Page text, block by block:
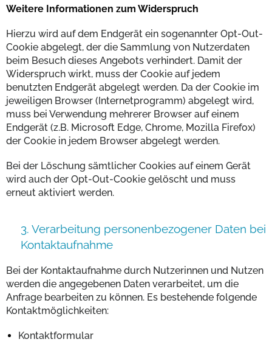
Weitere Informationen zum Widerspruch
Hierzu wird auf dem Endgerät ein sogenannter Opt-Out-
Cookie abgelegt, der die Sammlung von Nutzerdaten
beim Besuch dieses Angebots verhindert. Damit der
Widerspruch wirkt, muss der Cookie auf jedem
benutzten Endgerät abgelegt werden. Da der Cookie im
jeweiligen Browser (Internetprogramm) abgelegt wird,
muss bei Verwendung mehrerer Browser auf einem
Endgerät (z.B. Microsoft Edge, Chrome, Mozilla Firefox)
der Cookie in jedem Browser abgelegt werden.
Bei der Löschung sämtlicher Cookies auf einem Gerät
wird auch der Opt-Out-Cookie gelöscht und muss
erneut aktiviert werden.
3. Verarbeitung personenbezogener Daten bei
Kontaktaufnahme
Bei der Kontaktaufnahme durch Nutzerinnen und Nutzen
werden die angegebenen Daten verarbeitet, um die
Anfrage bearbeiten zu können. Es bestehende folgende
Kontaktmöglichkeiten:
Kontaktformular